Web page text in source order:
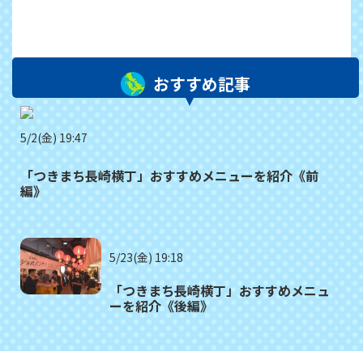
おすすめ記事
5/2(金) 19:47
「つきまち長崎横丁」おすすめメニューを紹介《前
編》
5/23(金) 19:18
「つきまち長崎横丁」おすすめメニュ
ーを紹介《後編》